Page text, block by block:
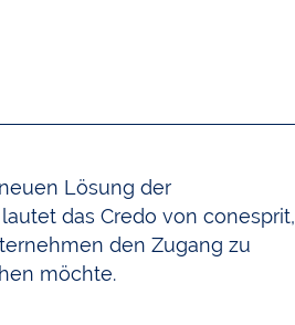
Lösung der
das Credo von conesprit,
den Zugang zu
möchte.